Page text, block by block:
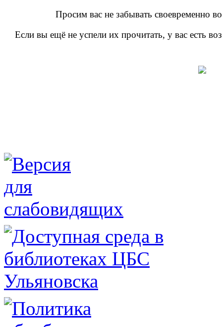
Просим вас не забывать своевременно
Если вы ещё не успели их прочитать, у вас есть